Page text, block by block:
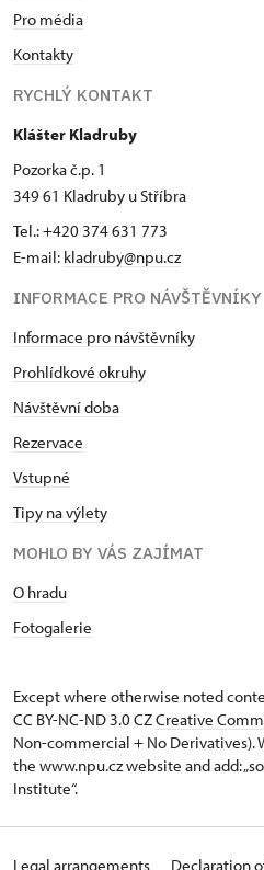
Pro média
Kontakty
RYCHLÝ KONTAKT
Klášter Kladruby
Pozorka č.p. 1
349 61 Kladruby u Stříbra
Tel.: +420 374 631 773
E-mail: kladruby@npu.cz
INFORMACE PRO NÁVŠTĚVNÍKY
Informace pro návštěvníky
Prohlídkové okruhy
Návštěvní doba
Rezervace
Vstupné
Tipy na výlety
MOHLO BY VÁS ZAJÍMAT
O hradu
Fotogalerie
Except where otherwise noted
CC BY-NC-ND 3.0 CZCreative
Non-commercial + No Derivatives).
the www.npu.cz website and add:
Institute“.
Legal arrangements Declaration